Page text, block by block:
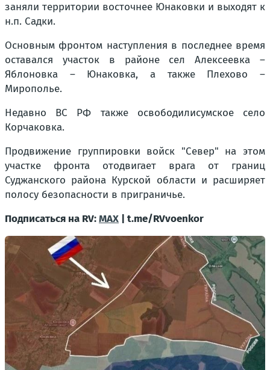
заняли территории восточнее Юнаковки и выходят к
н.п. Садки.
Основным фронтом наступления в последнее время
оставался участок в районе сел Алексеевка –
Яблоновка – Юнаковка, а также Плехово –
Мирополье.
Недавно ВС РФ также освободилисумское село
Корчаковка.
Продвижение группировки войск "Север" на этом
участке фронта отодвигает врага от границ
Суджанского района Курской области и расширяет
полосу безопасности в приграничье.
Подписаться на RV:MAX | t.me/RVvoenkor